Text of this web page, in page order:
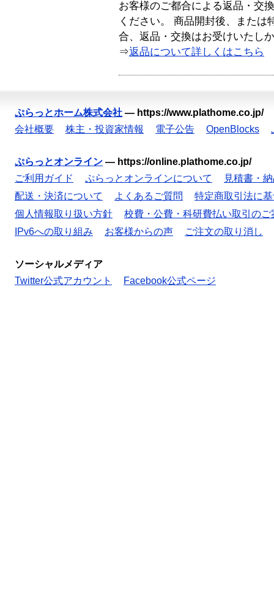
お客様のご都合による返品・交
ください。 商品開封後、または
合、返品・交換はお受けいたし
⇒返品について詳しくはこちら
ぷらっとホーム株式会社 — https://www.plathome.co.jp/
会社概要
株主・投資家情報 電子公告 OpenBlocks
ぷらっとオンライン — https://online.plathome.co.jp/
ご利用ガイド
ぷらっとオンラインについて
見積書・
配送・決済について
よくあるご質問
特定商取引法に
個人情報取り扱い方針
校費・公費・科研費払い取引のご
IPv6への取り組み
お客様からの声 ご注文の取り消し
ソーシャルメディア
Twitter公式アカウント
Facebook公式ページ